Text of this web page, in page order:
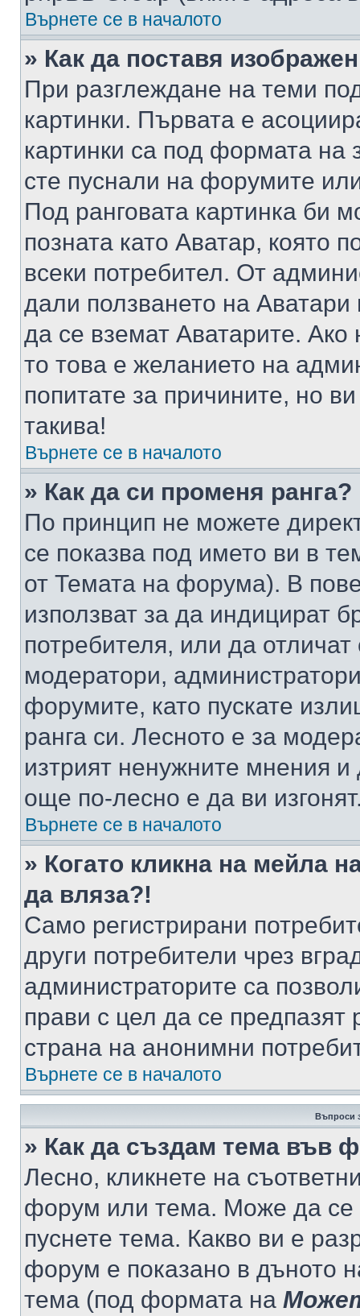
Върнете се в началото
» Как да поставя
При разглеждане на теми
картинки. Първата е
картинки са под формата на
сте пуснали на форумите
Под ранговата картинка би
позната като Аватар, която
всеки потребител. От
дали ползването на
да се вземат Аватарите.
то това е желанието на
попитате за причините, но
такива!
Върнете се в началото
» Как да си променя ранга?
По принцип не можете
се показва под името ви в
от Темата на форума). В
използват за да индицират
потребителя, или да
модератори,
форумите, като пускате
ранга си. Лесното е за
изтрият ненужните мнения
още по-лесно е да ви
Върнете се в началото
» Когато кликна на мейла
да вляза?!
Само регистрирани
други потребители чрез
администраторите са
прави с цел да се предпазят
страна на анонимни
Върнете се в началото
Въпроси
» Как да създам тема във
Лесно, кликнете на
форум или тема. Може да се
пуснете тема. Какво ви е
форум е показано в дъното
тема (под формата на